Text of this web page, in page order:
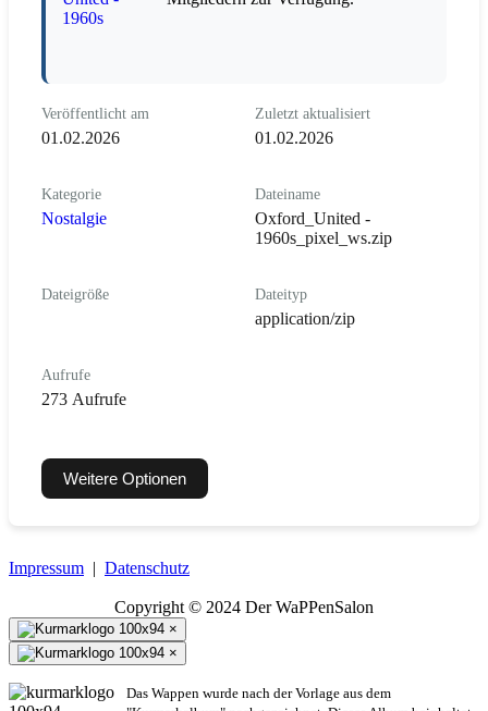
Veröffentlicht am
01.02.2026
Zuletzt aktualisiert
01.02.2026
Kategorie
Nostalgie
Dateiname
Oxford_United -
1960s_pixel_ws.zip
Dateigröße Dateityp
application/zip
Aufrufe
273 Aufrufe
Weitere Optionen
Impressum | Datenschutz
Copyright © 2024 Der WaPPenSalon
×
×
Das Wappen wurde nach der Vorlage aus dem